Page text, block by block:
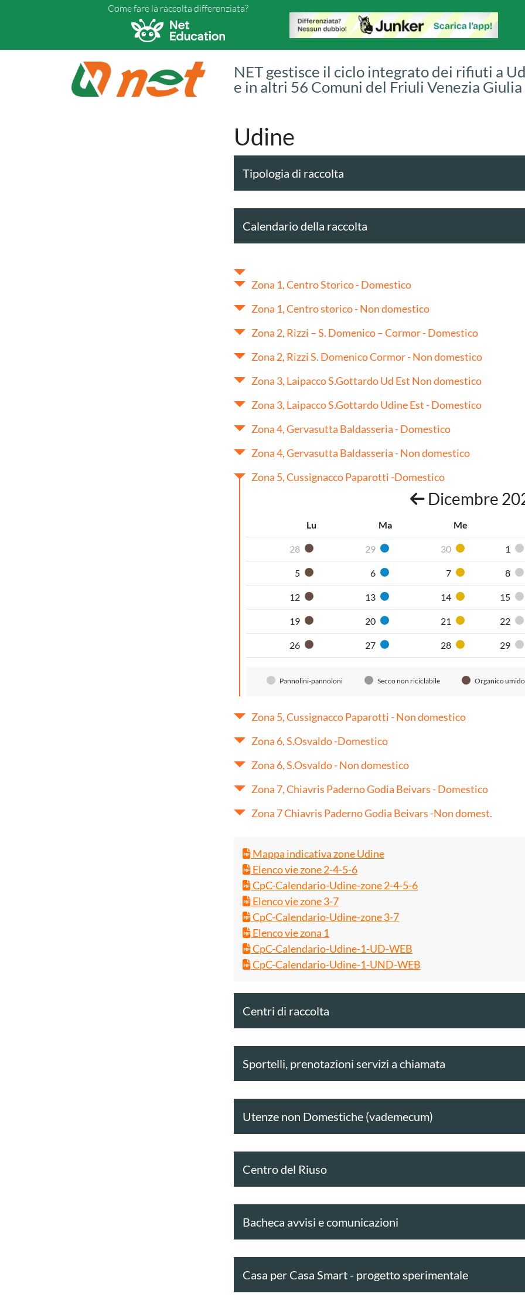
Come fare la raccolta differenziata?
NET gestisce il ciclo integrato dei rifiuti a
e in altri 56 Comuni del Friuli Venezia Giulia
Udine
Tipologia di raccolta
Calendario della raccolta
Zona 1, Centro Storico - Domestico
Zona 1, Centro storico - Non domestico
Zona 2, Rizzi – S. Domenico – Cormor - Domestico
Zona 2, Rizzi S. Domenico Cormor - Non domestico
Zona 3, Laipacco S.Gottardo Ud Est Non domestico
Zona 3, Laipacco S.Gottardo Udine Est - Domestico
Zona 4, Gervasutta Baldasseria - Domestico
Zona 4, Gervasutta Baldasseria - Non domestico
Zona 5, Cussignacco Paparotti -Domestico
Dicembre
Lu Ma Me
28 Organico umido
29 Carta 30 Plastica 1
5 Organico umido
6 Carta 7 Plastica 8
12 Organico umido
13 Carta 14 Plastica 15
19 Organico umido
20 Carta 21 Plastica 22
26 Organico umido
27 Carta 28 Plastica 29
Pannolini-pannoloni Secco non riciclabile Organico umido
Zona 5, Cussignacco Paparotti - Non domestico
Zona 6, S.Osvaldo -Domestico
Zona 6, S.Osvaldo - Non domestico
Zona 7, Chiavris Paderno Godia Beivars - Domestico
Zona 7 Chiavris Paderno Godia Beivars -Non domest.
Mappa indicativa zone Udine
Elenco vie zone 2-4-5-6
CpC-Calendario-Udine-zone 2-4-5-6
Elenco vie zone 3-7
CpC-Calendario-Udine-zone 3-7
Elenco vie zona 1
CpC-Calendario-Udine-1-UD-WEB
CpC-Calendario-Udine-1-UND-WEB
Centri di raccolta
Sportelli, prenotazioni servizi a chiamata
Utenze non Domestiche (vademecum)
Centro del Riuso
Bacheca avvisi e comunicazioni
Casa per Casa Smart - progetto sperimentale